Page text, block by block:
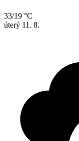
33/19 °C
úterý 11. 8.